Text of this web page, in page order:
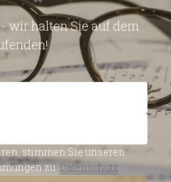
wir halten Sie auf dem
stimmen Sie unseren
zu.Datenschutz.